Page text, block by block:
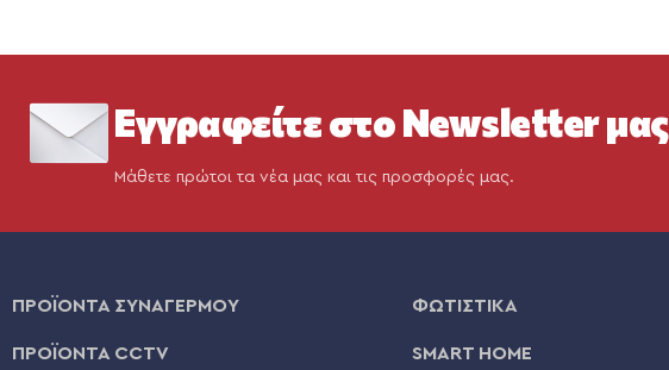
Εγγραφείτε στο Newsletter μας
Μάθετε πρώτοι τα νέα μας και τις προσφορές μας.
ΠΡΟΪΟΝΤΑ ΣΥΝΑΓΕΡΜΟΥ
ΠΡΟΪΟΝΤΑ CCTV
ΦΩΤΙΣΤΙΚΑ
SMART HOME